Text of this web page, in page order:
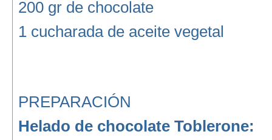
200 gr de chocolate
1 cucharada de aceite vegetal
PREPARACIÓN
Helado de chocolate Toblerone: